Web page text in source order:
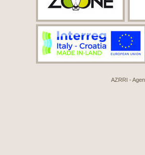
AZRRI -